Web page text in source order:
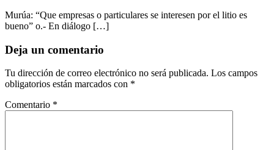
Murúa: “Que empresas o particulares se interesen por el litio es
bueno” o.- En diálogo […]
Deja un comentario
Tu dirección de correo electrónico no será publicada. Los campos
obligatorios están marcados con *
Comentario *